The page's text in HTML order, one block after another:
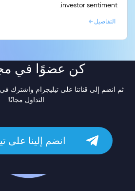
investor sentiment.
التفاصيل
كن عضوًا في
ثم انضم إلى قناتنا على تيليجرام واشترك في
التداول مجانًا!
انضم إلينا على